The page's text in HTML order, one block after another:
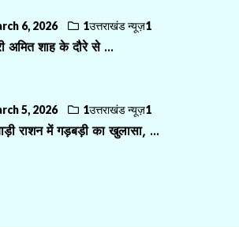
6, 2026 1उत्तराखंड न्यूज़1
अमित शाह के दौरे से ...
5, 2026 1उत्तराखंड न्यूज़1
राशन में गड़बड़ी का खुलासा, ...